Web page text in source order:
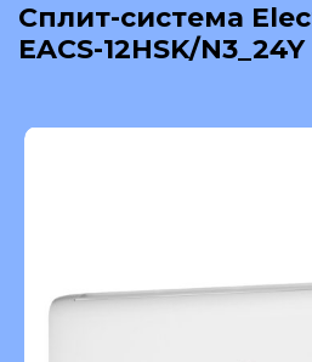
Сплит-система
EACS-12HSK/